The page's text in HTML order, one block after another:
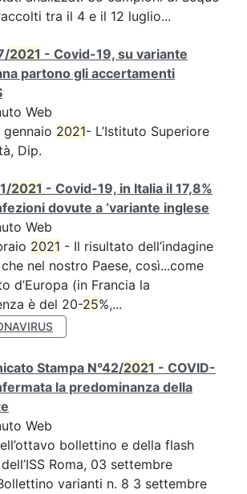
tra il 4 e il 12 luglio...
2021 - Covid-19, su variante
partono gli accertamenti
Web
gennaio 2021- L’Istituto Superiore
Dip.
2021 - Covid-19, in Italia il 17,8%
dovute a ‘variante inglese
Web
2021 - Il risultato dell’indagine
nel nostro Paese, così...come
d’Europa (in Francia la
è del 20-25%,...
Stampa N°42/2021 - COVID-
la predominanza della
Web
bollettino e della flash
Roma, 03 settembre
varianti n. 8 3 settembre